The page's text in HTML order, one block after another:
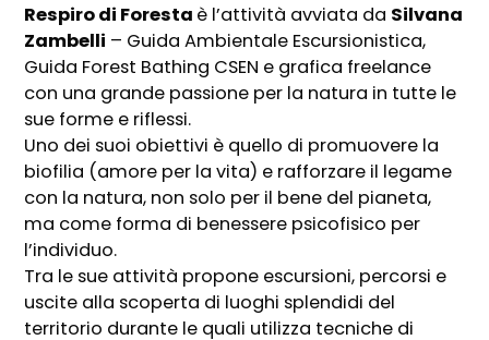
Respiro di Foresta è l’attività avviata da Silvana
Zambelli – Guida Ambientale Escursionistica,
Guida Forest Bathing CSEN e grafica freelance
con una grande passione per la natura in tutte le
sue forme e riflessi.
Uno dei suoi obiettivi è quello di promuovere la
biofilia (amore per la vita) e rafforzare il legame
con la natura, non solo per il bene del pianeta,
ma come forma di benessere psicofisico per
l’individuo.
Tra le sue attività propone escursioni, percorsi e
uscite alla scoperta di luoghi splendidi del
territorio durante le quali utilizza tecniche di